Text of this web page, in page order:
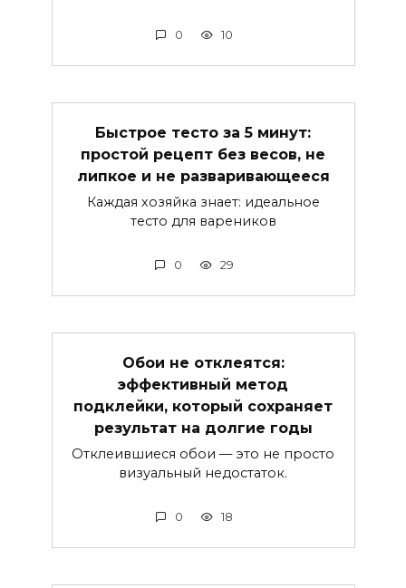
0 10
Быстрое тесто за 5 минут:
простой рецепт без весов, не
липкое и не разваривающееся
Каждая хозяйка знает: идеальное
тесто для вареников
0 29
Обои не отклеятся:
эффективный метод
подклейки, который сохраняет
результат на долгие годы
Отклеившиеся обои — это не просто
визуальный недостаток.
0 18